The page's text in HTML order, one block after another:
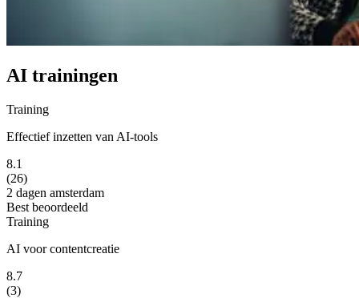
AI trainingen
Training
Effectief inzetten van AI-tools
8.1
(26)
2 dagen amsterdam
Best beoordeeld
Training
AI voor contentcreatie
8.7
(3)